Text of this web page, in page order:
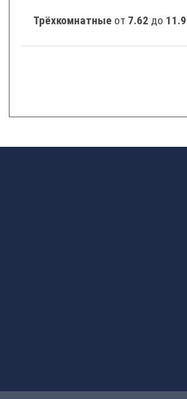
Трёхкомнатные от 7.62 до